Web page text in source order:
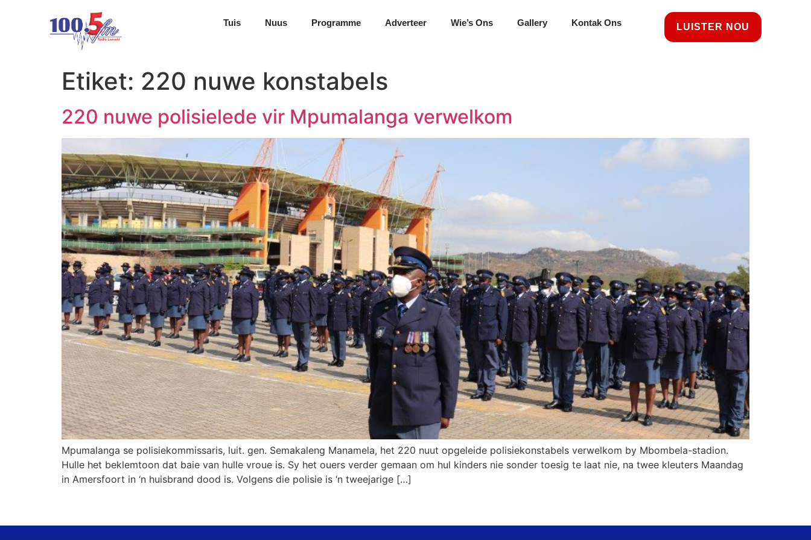
Tuis Nuus Programme Adverteer Wie’s Ons Gallery Kontak Ons LUISTER NOU
Etiket: 220 nuwe konstabels
220 nuwe polisielede vir Mpumalanga verwelkom
Mpumalanga se polisiekommissaris, luit. gen. Semakaleng Manamela, het 220 nuut opgeleide polisiekonstabels verwelkom by Mbombela-stadion.
Hulle het beklemtoon dat baie van hulle vroue is. Sy het ouers verder gemaan om hul kinders nie sonder toesig te laat nie, na twee kleuters Maandag
in Amersfoort in ‘n huisbrand dood is. Volgens die polisie is ‘n tweejarige […]